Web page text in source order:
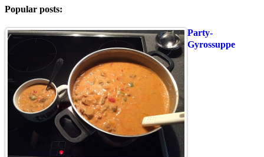
Popular posts:
Party-
Gyrossuppe